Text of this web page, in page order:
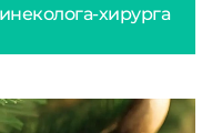
хирурга